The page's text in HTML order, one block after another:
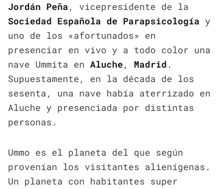
Jordán Peña , vicepresidente de la
Sociedad Española de Parapsicología y
uno de los «afortunados» en
presenciar en vivo y a todo color una
nave Ummita en Aluche , Madrid .
Supuestamente, en la década de los
sesenta, una nave había aterrizado en
Aluche y presenciada por distintas
personas.
Ummo es el planeta del que según
provenían los visitantes alienígenas.
Un planeta con habitantes super